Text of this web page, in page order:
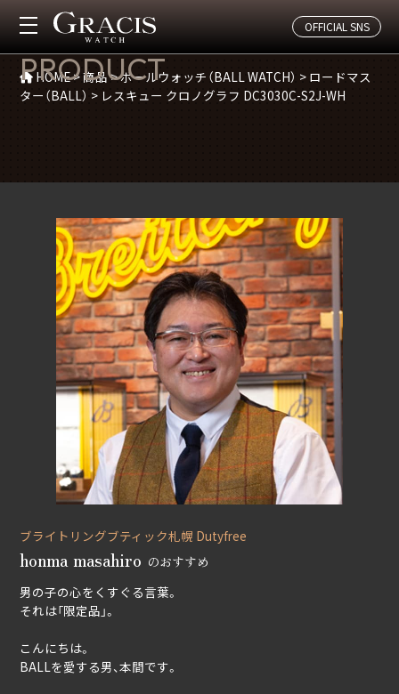
OFFICIAL SNS
商品紹介
PRODUCT
HOME>商品>ボールウォッチ（BALL WATCH） > ロードマス
ター（BALL） > レスキュー クロノグラフ DC3030C-S2J-WH
ブライトリングブティック札幌 Dutyfree
honma masahiro のおすすめ
男の子の心をくすぐる言葉。
それは「限定品」。
こんにちは。
BALLを愛する男、本間です。